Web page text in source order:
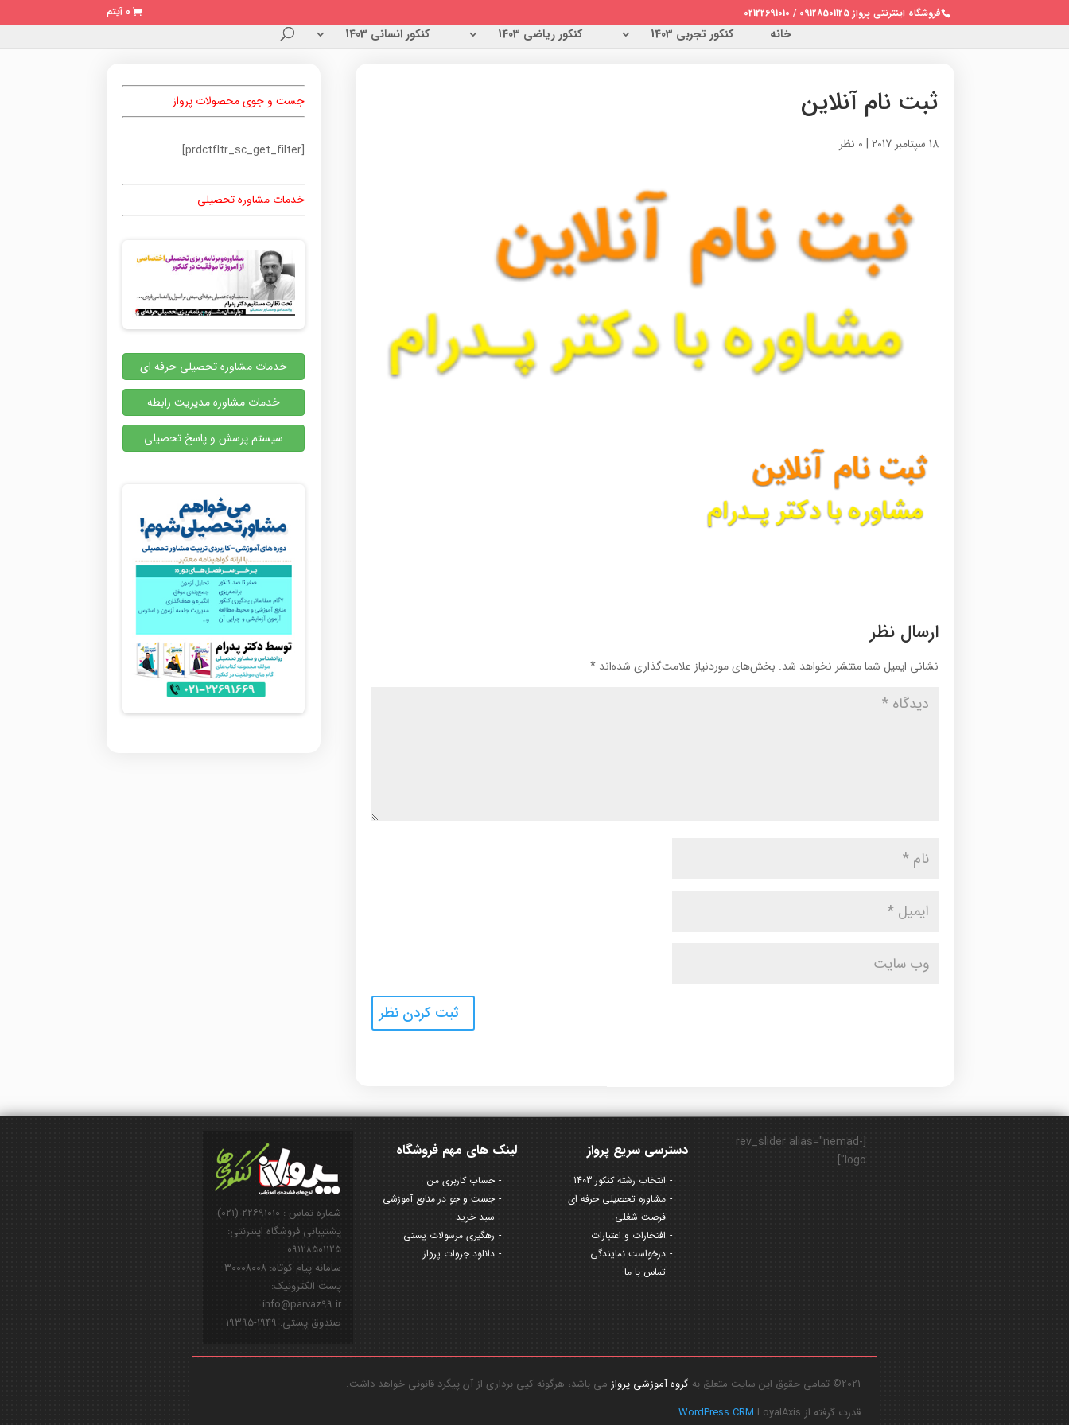
فروشگاه اینترنتی پرواز 09128501125 / 02122691010 0 آیتم
خانه کنکور تجربی 1403 کنکور ریاضی 1403 کنکور انسانی 1403
ثبت نام آنلاین
18 سپتامبر 2017 | 0 نظر
ارسال نظر
نشانی ایمیل شما منتشر نخواهد شد. بخش‌های موردنیاز علامت‌گذاری شده‌اند*
جست و جوی محصولات پرواز
[prdctfltr_sc_get_filter]
خدمات مشاوره تحصیلی
خدمات مشاوره تحصیلی حرفه ای
خدمات مشاوره مدیریت رابطه
سیستم پرسش و پاسخ تحصیلی
شماره تماس : ۲۲۶۹۱۰۱۰-(۰۲۱)
پشتیبانی فروشگاه اینترنتی:
۰۹۱۲۸۵۰۱۱۲۵
سامانه پیام کوتاه: ۳۰۰۰۸۰۰۸
پست الکترونیک:
info@parvaz99.ir
صندوق پستی: ۱۹۴۹-۱۹۳۹۵
لینک های مهم فروشگاه
حساب کاربری من
جست و جو در منابع آموزشی
سبد خرید
رهگیری مرسولات پستی
دانلود جزوات پرواز
دسترسی سریع پرواز
انتخاب رشته کنکور 1403
مشاوره تحصیلی حرفه ای
فرصت شغلی
افتخارات و اعتبارات
درخواست نمایندگی
تماس با ما
[rev_slider alias="nemad-
logo"]
2021© تمامی حقوق این سایت متعلق به گروه آموزشی پروازمی باشد، هرگونه کپی برداری از آن پیگرد قانونی خواهد داشت.
قدرت گرفته از
WordPress CRM LoyalAxis